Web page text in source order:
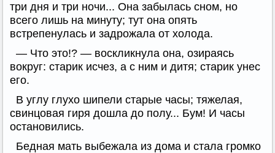
три дня и три ночи... Она забылась сном, но
всего лишь на минуту; тут она опять
встрепенулась и задрожала от холода.
— Что это!? — воскликнула она, озираясь
вокруг: старик исчез, а с ним и дитя; старик унес
его.
В углу глухо шипели старые часы; тяжелая,
свинцовая гиря дошла до полу... Бум! И часы
остановились.
Бедная мать выбежала из дома и стала громко